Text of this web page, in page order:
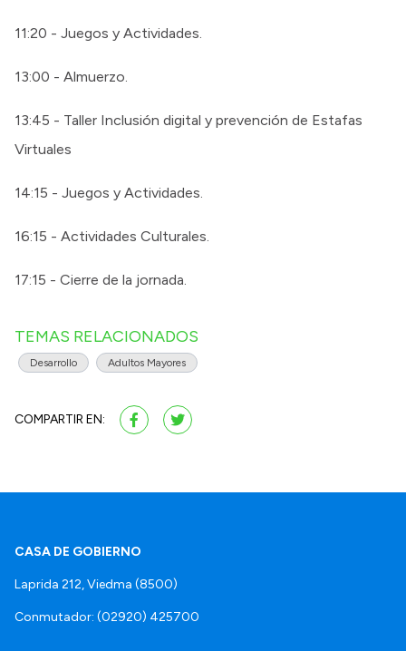
11:20 - Juegos y Actividades.
13:00 - Almuerzo.
13:45 - Taller Inclusión digital y prevención de Estafas
Virtuales
14:15 - Juegos y Actividades.
16:15 - Actividades Culturales.
17:15 - Cierre de la jornada.
TEMAS RELACIONADOS
Desarrollo Adultos Mayores
COMPARTIR EN:
CASA DE GOBIERNO
Laprida 212, Viedma (8500)
Conmutador: (02920) 425700